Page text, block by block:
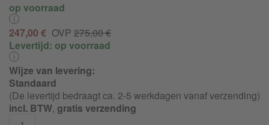
op voorraad
247,00 € OVP 275,00 €
Levertijd: op voorraad
Wijze van levering:
Standaard
(De levertijd bedraagt ca. 2-5 werkdagen vanaf verzending)
incl. BTW, gratis verzending